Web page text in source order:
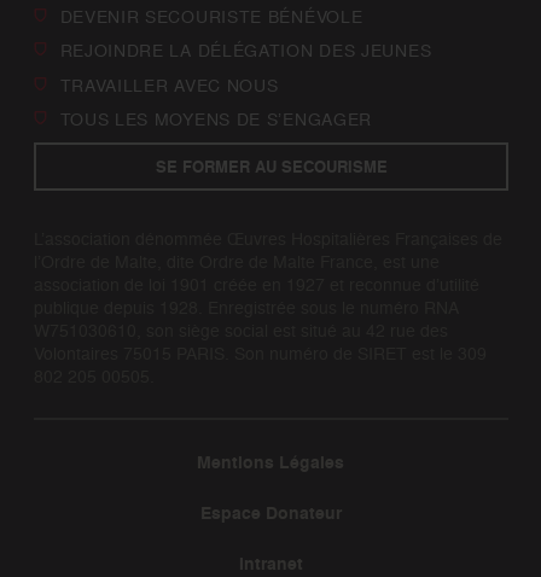
DEVENIR SECOURISTE BÉNÉVOLE
REJOINDRE LA DÉLÉGATION DES JEUNES
TRAVAILLER AVEC NOUS
TOUS LES MOYENS DE S’ENGAGER
SE FORMER AU SECOURISME
Mentions Légales
Espace Donateur
Intranet